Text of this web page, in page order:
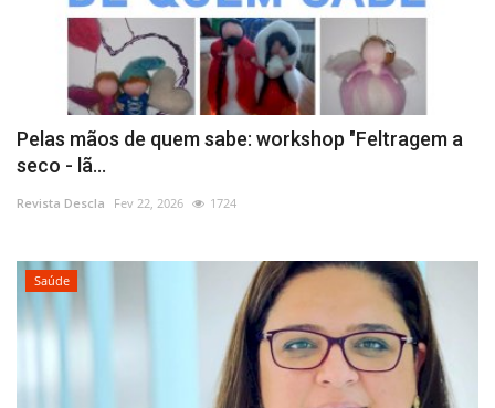
Pelas mãos de quem sabe: workshop "Feltragem a
seco - lã...
Revista Descla Fev 22, 2026 1724
Saúde